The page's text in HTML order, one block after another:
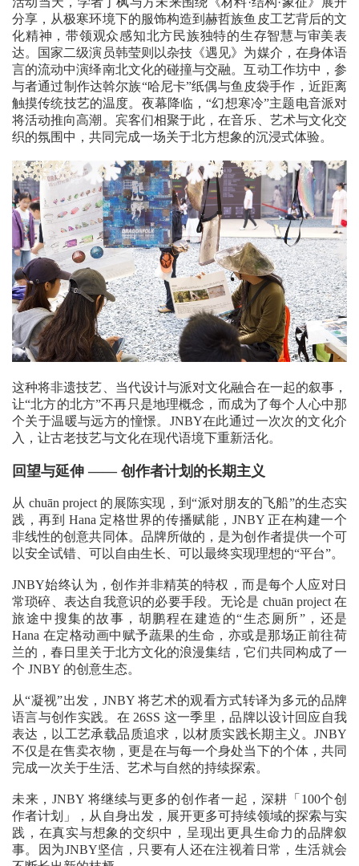
分享，从极寒环境下的服饰构造到赫哲族鱼皮工艺背后的文
化精神，带领观众感知北方民族独特的生存智慧与审美表
达。国家二级演员韩莹则以杂技《遇见》为媒介，在身体语
言的流动中演绎南北文化的碰撞与交融。互动工作坊中，参
与者通过制作达斡尔族“哈尼卡”纸偶与鱼皮袋手作，近距离
触摸传统技艺的温度。夜幕降临，“幻想寒冷”主题电音派对
将活动推向高潮。宾客们相聚于此，在音乐、艺术与文化交
织的氛围中，共同完成一场关于北方想象的沉浸式体验。
这种将非遗技艺、当代设计与派对文化融合在一起的叙事，
让“北方的北方”不再只是地理概念，而成为了每个人心中那
个关于温暖与远方的憧憬。JNBY在此通过一次次的文化介
入，让古老技艺与文化在现代语境下重新活化。
回望与延伸 —— 创作者计划的长期主义
从 chuān project 的展陈实现，到“派对朋友的飞船”的生态实
践，再到 Hana 定格世界的传播赋能，JNBY 正在构建一个
非线性的创意共同体。品牌所做的，是为创作者提供一个可
以安全试错、可以自由生长、可以最终实现理想的“平台”。
JNBY始终认为，创作并非精英的特权，而是每个人应对日
常琐碎、表达自我意识的必要手段。无论是 chuān project 在
旅途中搜集的故事，胡鹏程在建造的“生态厕所”，还是
Hana 在定格动画中赋予蔬果的生命，亦或是那场正前往荷
兰的，春日里关于北方文化的浪漫集结，它们共同构成了一
个 JNBY 的创意生态。
从“凝视”出发，JNBY 将艺术的观看方式转译为多元的品牌
语言与创作实践。在 26SS 这一季里，品牌以设计回应自我
表达，以工艺承载品质追求，以材质实践长期主义。JNBY
不仅是在售卖衣物，更是在与每一个身处当下的个体，共同
完成一次关于生活、艺术与自然的持续探索。
未来，JNBY 将继续与更多的创作者一起，深耕「100个创
作者计划」，从自身出发，展开更多可持续领域的探索与实
践，在真实与想象的交织中，呈现出更具生命力的品牌叙
事。因为JNBY坚信，只要有人还在注视着日常，生活就会